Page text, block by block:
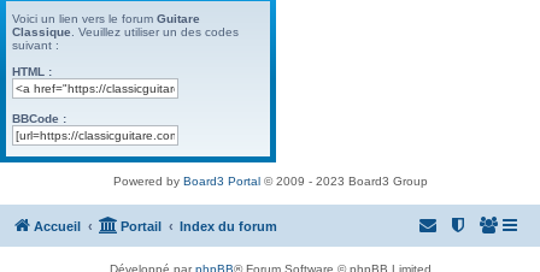
Voici un lien vers le forum Guitare
Classique . Veuillez utiliser un des codes
suivant :
HTML :
BBCode :
Powered by Board3 Portal© 2009 - 2023 Board3 Group
Accueil Portail Index du forum
Développé parphpBB® Forum Software © phpBB Limited